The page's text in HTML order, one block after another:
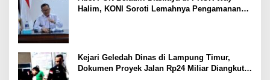
Halim, KONI Soroti Lemahnya Pengamanan
Kejari Geledah Dinas di Lampung Timur,
Dokumen Proyek Jalan Rp24 Miliar Diangkut